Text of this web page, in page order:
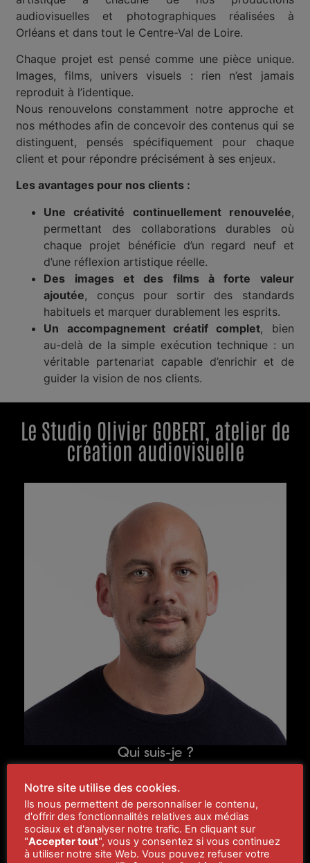
audiovisuelles et photographiques réalisées à
Orléans et dans tout le Centre-Val de Loire.
Chaque projet est pensé comme une pièce unique.
Images, films, univers visuels : rien n’est jamais
reproduit à l’identique.
Nous renouvelons constamment notre approche et
nos méthodes afin de concevoir des contenus qui se
distinguent, pensés spécifiquement pour chaque
client et pour répondre précisément à ses enjeux.
Les avantages pour nos clients :
Une créativité continuellement renouvelée,
permettant des collaborations durables où
chaque projet bénéficie d’un regard neuf et
d’une réflexion artistique réelle.
Des images et des films à forte valeur
ajoutée, conçus pour sortir des standards
habituels et marquer durablement les esprits.
Un accompagnement créatif complet, bien
au-delà de la simple exécution technique : un
véritable partenariat capable d’enrichir et de
guider la vision de nos clients.
Le Studio Olivier GOBERT, atelier de
création audiovisuelle
Qui suis-je ?
Fils d’un artiste photographe, j’ai grandi entre les flashs
de studio, la lumière rouge du labo et l’odeur âcre du
sélénium.
L’image, chez nous, se révélait lentement, à la main,
dans le silence et la maîtrise.
Notre site utilise des cookies.
Ils nous permettent de personnaliser le contenu,
d'offrir des fonctionnalités relatives aux médias
sociaux et d'analyser notre trafic. En cliquant sur
"Accepter tout", vous y consentez si vous continuez
à utiliser notre site Web. Vous pouvez refuser votre